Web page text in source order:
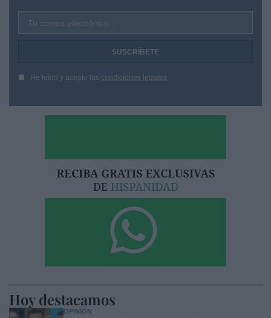
Tu correo electrónico...
He leído y acepto las condiciones legales
Hoy destacamos
OPINIÓN